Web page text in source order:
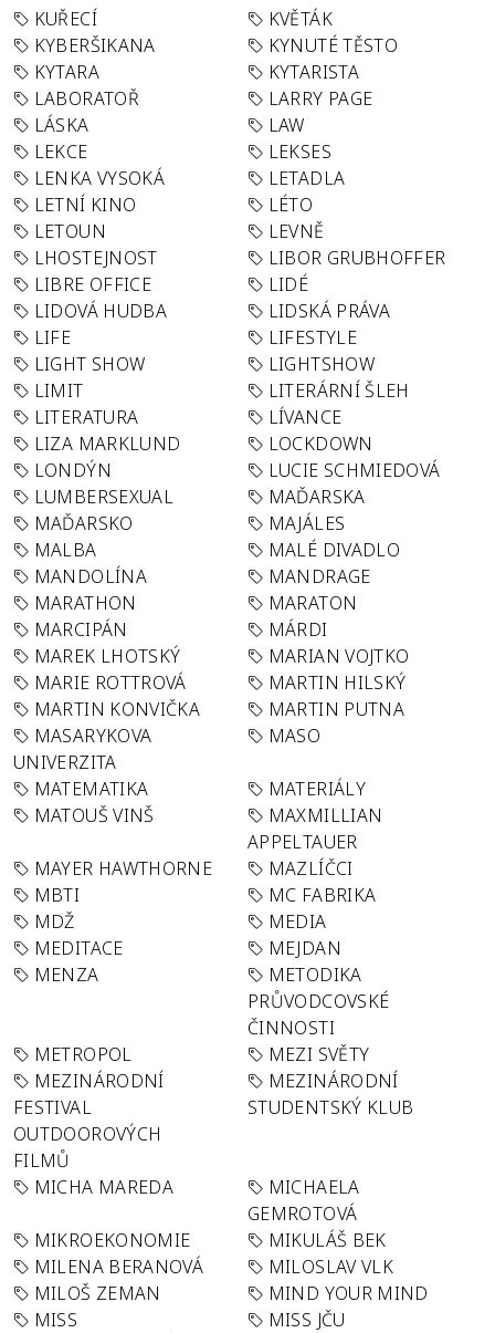
KUŘECÍ
KVĚTÁK
KYBERŠIKANA
KYNUTÉ TĚSTO
KYTARA
KYTARISTA
LABORATOŘ
LARRY PAGE
LÁSKA
LAW
LEKCE
LEKSES
LENKA VYSOKÁ
LETADLA
LETNÍ KINO
LÉTO
LETOUN
LEVNĚ
LHOSTEJNOST
LIBOR GRUBHOFFER
LIBRE OFFICE
LIDÉ
LIDOVÁ HUDBA
LIDSKÁ PRÁVA
LIFE
LIFESTYLE
LIGHT SHOW
LIGHTSHOW
LIMIT
LITERÁRNÍ ŠLEH
LITERATURA
LÍVANCE
LIZA MARKLUND
LOCKDOWN
LONDÝN
LUCIE SCHMIEDOVÁ
LUMBERSEXUAL
MAĎARSKA
MAĎARSKO
MAJÁLES
MALBA
MALÉ DIVADLO
MANDOLÍNA
MANDRAGE
MARATHON
MARATON
MARCIPÁN
MÁRDI
MAREK LHOTSKÝ
MARIAN VOJTKO
MARIE ROTTROVÁ
MARTIN HILSKÝ
MARTIN KONVIČKA
MARTIN PUTNA
MASARYKOVA
UNIVERZITA
MASO
MATEMATIKA
MATERIÁLY
MATOUŠ VINŠ
MAXMILLIAN
APPELTAUER
MAYER HAWTHORNE
MAZLÍČCI
MBTI
MC FABRIKA
MDŽ
MEDIA
MEDITACE
MEJDAN
MENZA
METODIKA
PRŮVODCOVSKÉ
ČINNOSTI
METROPOL
MEZI SVĚTY
MEZINÁRODNÍ
FESTIVAL
OUTDOOROVÝCH
FILMŮ
MEZINÁRODNÍ
STUDENTSKÝ KLUB
MICHA MAREDA
MICHAELA
GEMROTOVÁ
MIKROEKONOMIE
MIKULÁŠ BEK
MILENA BERANOVÁ
MILOSLAV VLK
MILOŠ ZEMAN
MIND YOUR MIND
MISS
MISS JČU